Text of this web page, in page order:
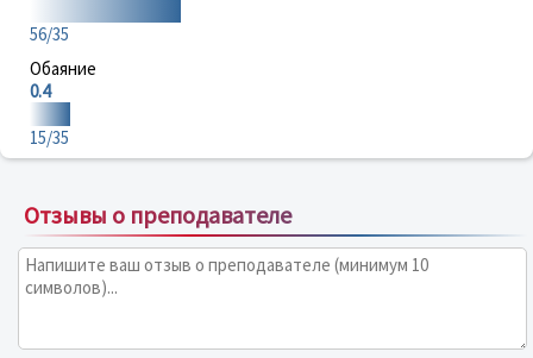
56/35
Обаяние
0.4
15/35
Отзывы о преподавателе